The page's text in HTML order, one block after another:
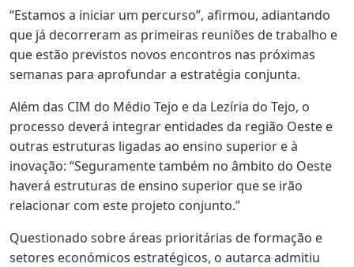
“Estamos a iniciar um percurso”, afirmou, adiantando
que já decorreram as primeiras reuniões de trabalho e
que estão previstos novos encontros nas próximas
semanas para aprofundar a estratégia conjunta.
Além das CIM do Médio Tejo e da Lezíria do Tejo, o
processo deverá integrar entidades da região Oeste e
outras estruturas ligadas ao ensino superior e à
inovação: “Seguramente também no âmbito do Oeste
haverá estruturas de ensino superior que se irão
relacionar com este projeto conjunto.”
Questionado sobre áreas prioritárias de formação e
setores económicos estratégicos, o autarca admitiu